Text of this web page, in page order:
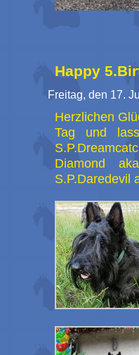
Happy
Freitag, den 17.
Herzlichen
Tag und
Diamond
S.P.Daredevil